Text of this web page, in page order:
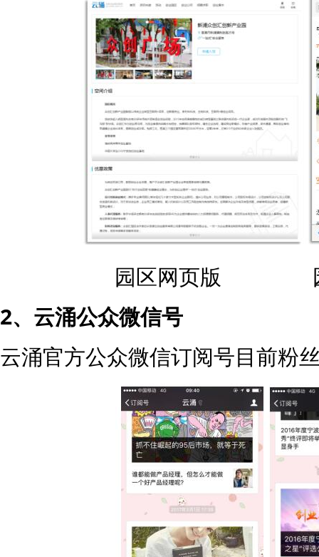
园区网页版 园
2、云涌公众微信号
云涌官方公众微信订阅号目前粉